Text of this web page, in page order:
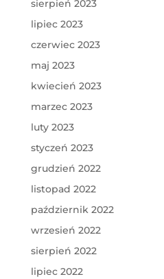
sierpień 2023
lipiec 2023
czerwiec 2023
maj 2023
kwiecień 2023
marzec 2023
luty 2023
styczeń 2023
grudzień 2022
listopad 2022
październik 2022
wrzesień 2022
sierpień 2022
lipiec 2022